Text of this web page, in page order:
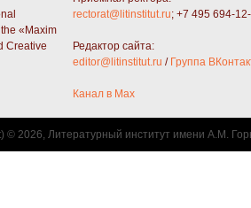
«Maxim
Creative
rectorat@litinstitut.ru; +7 495 694-
Редактор сайта:
editor@litinstitut.ru / Группа
Канал в Max
© 2026, Литературный институт имени А.М.